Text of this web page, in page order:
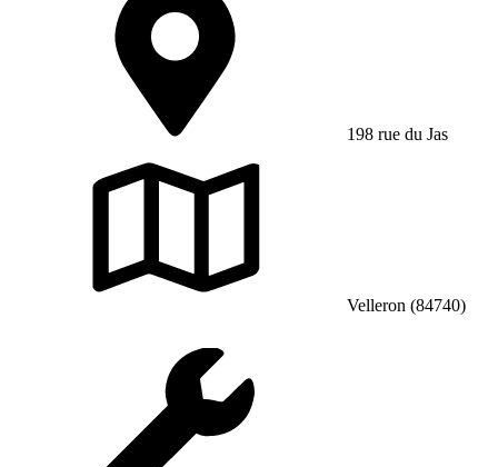
198 rue du Jas
Velleron (84740)